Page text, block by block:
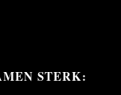
STERK: